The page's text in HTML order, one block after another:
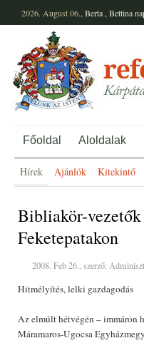
2026. August 06., Berta , Bettina
Főoldal Aloldalak
Hírek Ajánlók Kitekintő
Bibliakör-vezetők
Feketepatakon
2008. Feb 26., szerző:
Hitmélyítés, lelki gazdagodás
Az elmúlt hétvégén – immáron
Máramaros-Ugocsa